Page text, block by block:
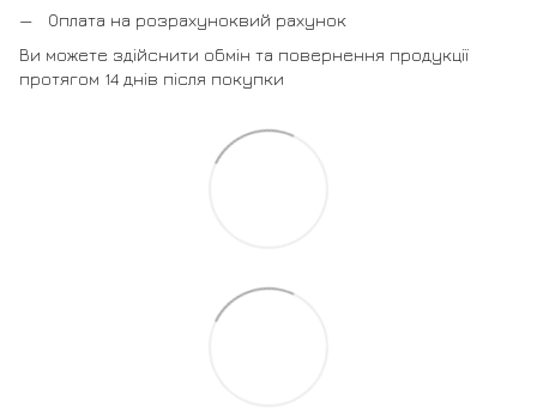
Оплата на розрахуноквий рахунок
Ви можете здійснити обмін та повернення продукції
протягом 14 днів після покупки